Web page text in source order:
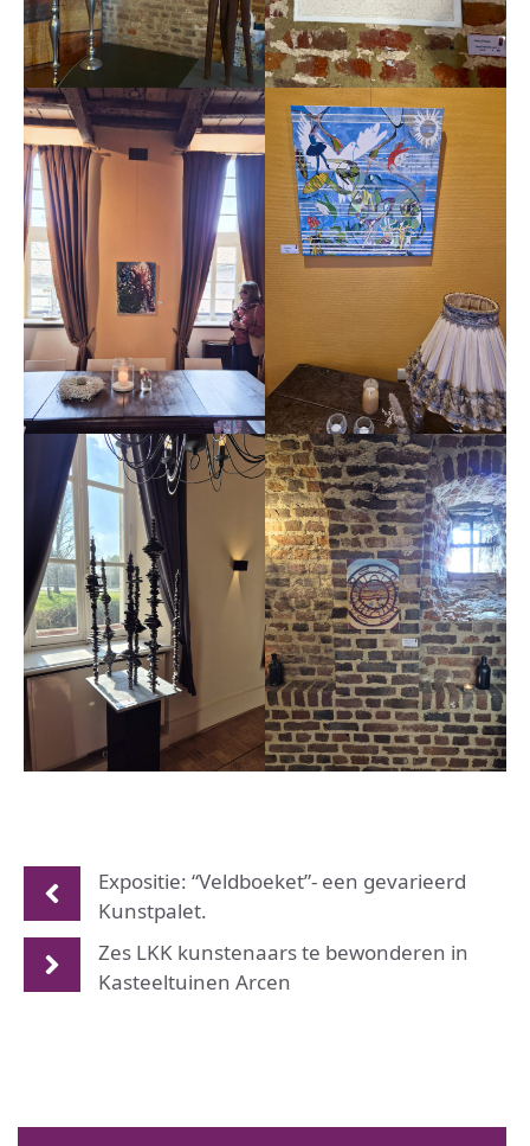
Expositie: “Veldboeket”- een gevarieerd
Kunstpalet.
Zes LKK kunstenaars te bewonderen in
Kasteeltuinen Arcen